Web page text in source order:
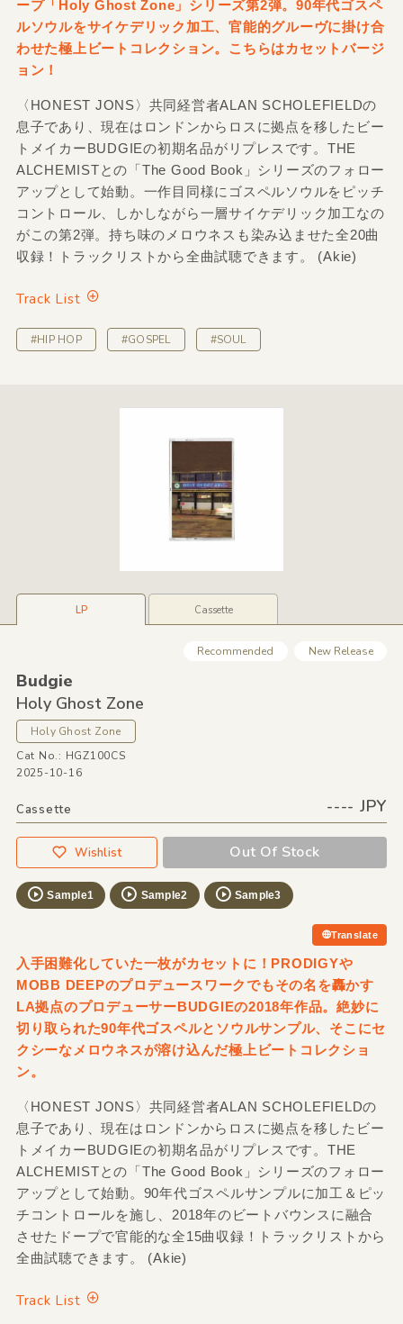
ープ「Holy Ghost Zone」シリーズ第2弾。90年代ゴスペ
ルソウルをサイケデリック加工、官能的グルーヴに掛け合
わせた極上ビートコレクション。こちらはカセットバージ
ョン！
〈HONEST JONS〉共同経営者ALAN SCHOLEFIELDの
息子であり、現在はロンドンからロスに拠点を移したビー
トメイカーBUDGIEの初期名品がリプレスです。THE
ALCHEMISTとの「The Good Book」シリーズのフォロー
アップとして始動。一作目同様にゴスペルソウルをピッチ
コントロール、しかしながら一層サイケデリック加工なの
がこの第2弾。持ち味のメロウネスも染み込ませた全20曲
収録！トラックリストから全曲試聴できます。 (Akie)
Track List
#HIP HOP #GOSPEL #SOUL
LP Cassette
Recommended New Release
Budgie
Holy Ghost Zone
Holy Ghost Zone
Cat No.: HGZ100CS
2025-10-16
Cassette ---- JPY
Wishlist Out Of Stock
Sample1 Sample2 Sample3
Translate
入手困難化していた一枚がカセットに！PRODIGYや
MOBB DEEPのプロデュースワークでもその名を轟かす
LA拠点のプロデューサーBUDGIEの2018年作品。絶妙に
切り取られた90年代ゴスペルとソウルサンプル、そこにセ
クシーなメロウネスが溶け込んだ極上ビートコレクショ
ン。
〈HONEST JONS〉共同経営者ALAN SCHOLEFIELDの
息子であり、現在はロンドンからロスに拠点を移したビー
トメイカーBUDGIEの初期名品がリプレスです。THE
ALCHEMISTとの「The Good Book」シリーズのフォロー
アップとして始動。90年代ゴスペルサンプルに加工＆ピッ
チコントロールを施し、2018年のビートバウンスに融合
させたドープで官能的な全15曲収録！トラックリストから
全曲試聴できます。 (Akie)
Track List